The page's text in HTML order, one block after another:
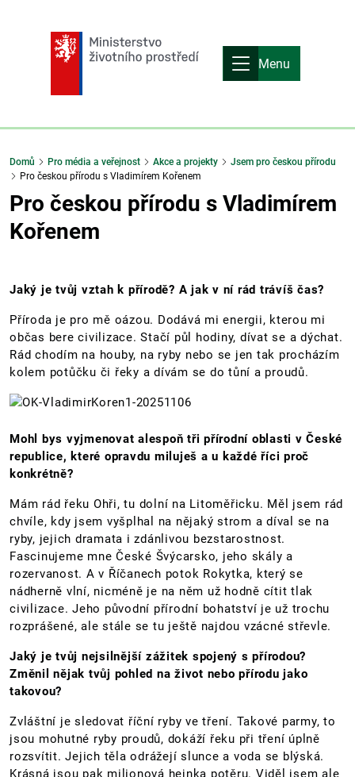
Menu
Domů Pro média a veřejnost Akce a projekty
Jsem pro českou přírodu
Pro českou přírodu s Vladimírem Kořenem
Pro českou přírodu s Vladimírem
Kořenem
Jaký je tvůj vztah k přírodě? A jak v ní rád trávíš čas?
Příroda je pro mě oázou. Dodává mi energii, kterou mi
občas bere civilizace. Stačí půl hodiny, dívat se a dýchat.
Rád chodím na houby, na ryby nebo se jen tak procházím
kolem potůčku či řeky a dívám se do tůní a proudů.
Mohl bys vyjmenovat alespoň tři přírodní oblasti v České
republice, které opravdu miluješ a u každé říci proč
konkrétně?
Mám rád řeku Ohři, tu dolní na Litoměřicku. Měl jsem rád
chvíle, kdy jsem vyšplhal na nějaký strom a díval se na
ryby, jejich dramata i zdánlivou bezstarostnost.
Fascinujeme mne České Švýcarsko, jeho skály a
rozervanost. A v Říčanech potok Rokytka, který se
nádherně vlní, nicméně je na něm už hodně cítit tlak
civilizace. Jeho původní přírodní bohatství je už trochu
rozprášené, ale stále se tu ještě najdou vzácné střevle.
Jaký je tvůj nejsilnější zážitek spojený s přírodou?
Změnil nějak tvůj pohled na život nebo přírodu jako
takovou?
Zvláštní je sledovat říční ryby ve tření. Takové parmy, to
jsou mohutné ryby proudů, dokáží řeku při tření úplně
rozsvítit. Jejich těla odrážejí slunce a voda se blýská.
Krásná jsou pak milionová hejnka potěru. Viděl jsem ale